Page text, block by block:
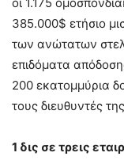
385.000$ ετήσιο
των ανώτατων
επιδόματα
200 εκατομμύρια
τους διευθυντές
1 δις σε τρεις